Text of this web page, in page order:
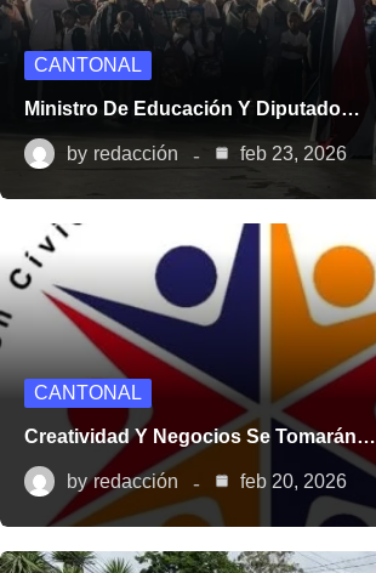
CANTONAL
Ministro De Educación Y Diputado…
by redacción feb 23, 2026
CANTONAL
Creatividad Y Negocios Se Tomarán…
by redacción feb 20, 2026